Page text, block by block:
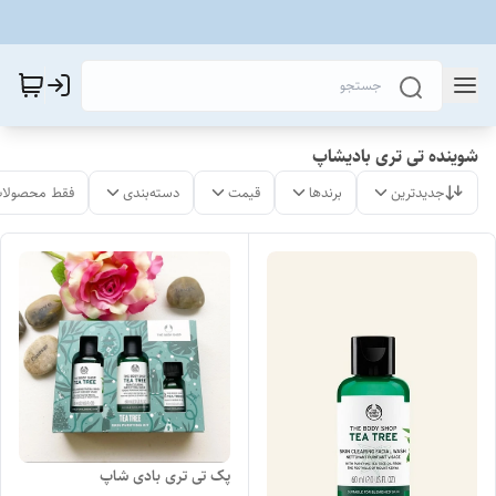
شوینده تی تری بادیشاپ
جدیدترین برندها قیمت دسته‌بندی فقط
پک تی تری بادی شاپ